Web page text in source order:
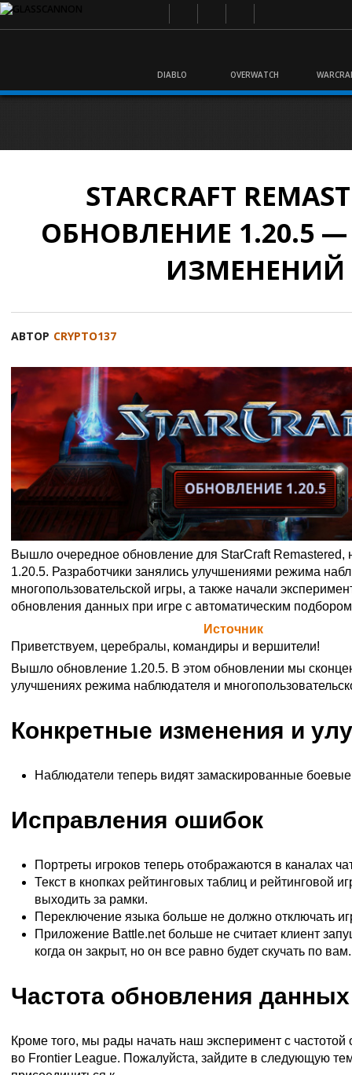
DIABLO OVERWATCH
STARCRAFT
ОБНОВЛЕНИЕ 1.20.5
ИЗМЕНЕНИЙ
АВТОР CRYPTO137
Вышло очередное обновление для StarCraft Remastered,
1.20.5. Разработчики занялись улучшениями режима
многопользовательской игры, а также начали
обновления данных при игре с автоматическим
Источник
Приветствуем, церебралы, командиры и вершители!
Вышло обновление 1.20.5. В этом обновлении мы
улучшениях режима наблюдателя и
Конкретные изменения и
Наблюдатели теперь видят замаскированные
Исправления ошибок
Портреты игроков теперь отображаются в каналах
Текст в кнопках рейтинговых таблиц и рейтинговой
выходить за рамки.
Переключение языка больше не должно отключать
Приложение Battle.net больше не считает клиент
когда он закрыт, но он все равно будет скучать по вам.
Частота обновления данных
Кроме того, мы рады начать наш эксперимент с
во Frontier League. Пожалуйста, зайдите в следующую